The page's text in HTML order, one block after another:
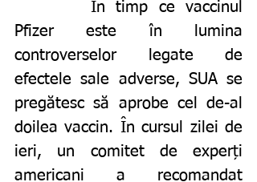
Pfizer este în lumina
controverselor legate de
efectele sale adverse, SUA se
pregătesc să aprobe cel de-al
doilea vaccin. În cursul zilei de
ieri, un comitet de experți
americani a recomandat